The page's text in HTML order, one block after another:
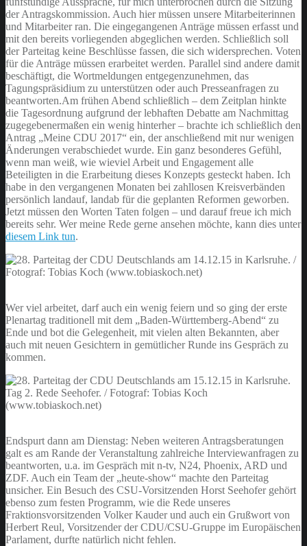
der Antragskommission. Auch hier müssen unsere Mitarbeiterinnen
und Mitarbeiter ran. Die eingegangenen Anträge müssen erfasst und
mit den bereits vorliegenden abgeglichen werden. Schließlich soll
der Parteitag keine Beschlüsse fassen, die sich widersprechen. Voten
für die Anträge müssen erarbeitet werden. Parallel sind andere damit
beschäftigt, die Wortmeldungen entgegenzunehmen, das
Tagungspräsidium zu unterstützen oder auch Presseanfragen zu
beantworten.Am frühen Abend schließlich – dem Zeitplan hinkte
die Tagesordnung aufgrund der lebhaften Debatte am Nachmittag
zugegebenermaßen ein wenig hinterher – brachte ich schließlich den
Antrag „Meine CDU 2017“ ein, der anschließend mit nur wenigen
Änderungen verabschiedet wurde. Ein ganz besonderes Gefühl,
wenn man weiß, wie wieviel Arbeit und Engagement alle
Beteiligten in die Erarbeitung dieses Konzepts gesteckt haben. Ich
habe in den vergangenen Monaten bei zahllosen Kreisverbänden
persönlich landauf, landab für die geplanten Reformen geworben.
Jetzt müssen den Worten Taten folgen – und darauf freue ich mich
bereits sehr. Wer meine Rede gerne ansehen möchte, kann dies unter
diesem Link tun.
Wer viel arbeitet, darf auch ein wenig feiern und so ging der erste
Plenartag traditionell mit dem „Baden-Württemberg-Abend“ zu
Ende und bot die Gelegenheit, mit vielen alten Bekannten, aber
auch mit neuen Gesichtern in gemütlicher Runde ins Gespräch zu
kommen.
Endspurt dann am Dienstag: Neben weiteren Antragsberatungen
galt es am Rande der Veranstaltung zahlreiche Interviewanfragen zu
beantworten, u.a. im Gespräch mit n-tv, N24, Phoenix, ARD und
ZDF. Auch ein Team der „heute-show“ machte den Parteitag
unsicher. Ein Besuch des CSU-Vorsitzenden Horst Seehofer gehört
ebenso zum festen Programm, wie die Rede unseres
Fraktionsvorsitzenden Volker Kauder und auch ein Grußwort von
Herbert Reul, Vorsitzender der CDU/CSU-Gruppe im Europäischen
Parlament, durfte natürlich nicht fehlen.